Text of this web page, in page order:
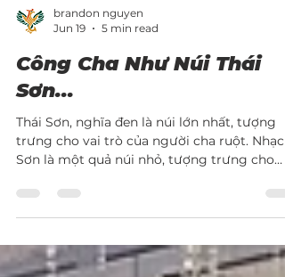
Jun 19
5 min read
Công Cha Như Núi Thái
Sơn...
Thái Sơn, nghĩa đen là núi lớn nhất, tượng
Sơn là một quả núi nhỏ, tượng trưng cho
người cha chồng hoặc cha vợ. Người xưa
của người cha, bởi vì sườn núi là nơi người
dân tìm đến để trốn tránh những thiên tai